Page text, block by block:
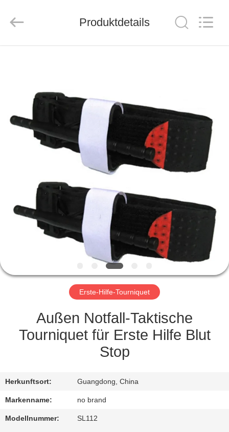
PRODUKTE
ÜBER
WERKSBESICHTIGUNG
QUALITÄTSKONTROLLE
MIT
UNS
NEUIGKEITEN
RECHTSSACHEN
BITTE UM
EIN
ANGEBOT
Ltd..
Produktdetails
Erste-Hilfe-Tourniquet
Außen Notfall-Taktische
Tourniquet für Erste Hilfe Blut
Stop
Herkunftsort: Guangdong, China
Markenname: no brand
Modellnummer: SL112